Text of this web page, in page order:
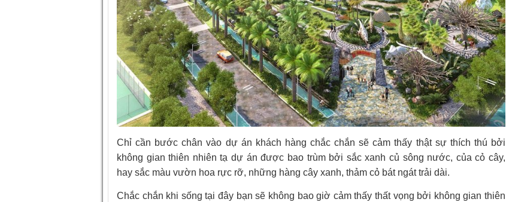
Chỉ cần bước chân vào dự án khách hàng chắc chắn sẽ cảm thấy thật sự thích thú bởi
không gian thiên nhiên tạ dự án được bao trùm bởi sắc xanh củ sông nước, của cỏ cây,
hay sắc màu vườn hoa rực rỡ, những hàng cây xanh, thảm cỏ bát ngát trải dài.
Chắc chắn khi sống tại đây bạn sẽ không bao giờ cảm thấy thất vọng bởi không gian thiên